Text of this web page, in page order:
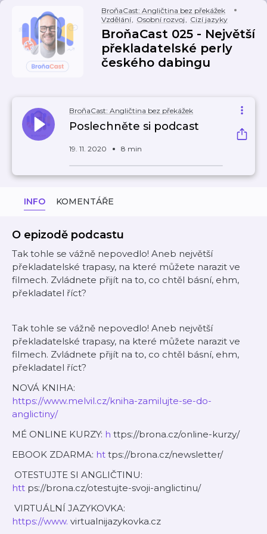
BroňaCast: Angličtina bez překážek
Vzdělání, Osobní rozvoj, Cizí jazyky
BroňaCast 025 - Největší
překladatelské perly
českého dabingu
BroňaCast: Angličtina bez překážek
Poslechněte si podcast
19. 11. 2020 8 min
INFO KOMENTÁŘE
O epizodě podcastu
Tak tohle se vážně nepovedlo! Aneb největší
překladatelské trapasy, na které můžete narazit ve
filmech. Zvládnete přijít na to, co chtěl básní, ehm,
překladatel říct?
Tak tohle se vážně nepovedlo! Aneb největší
překladatelské trapasy, na které můžete narazit ve
filmech. Zvládnete přijít na to, co chtěl básní, ehm,
překladatel říct?
NOVÁ KNIHA:
https://www.melvil.cz/kniha-zamilujte-se-do-
anglictiny/
MÉ ONLINE KURZY: h ttps://brona.cz/online-kurzy/
EBOOK ZDARMA: ht tps://brona.cz/newsletter/
OTESTUJTE SI ANGLIČTINU:
htt ps://brona.cz/otestujte-svoji-anglictinu/
VIRTUÁLNÍ JAZYKOVKA:
https://www. virtualnijazykovka.cz